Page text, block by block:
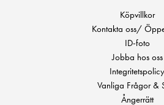
Köpvillkor
Kontakta oss/
ID-foto
Jobba hos oss
Integritetspolicy
Vanliga Frågor &
Ångerrätt